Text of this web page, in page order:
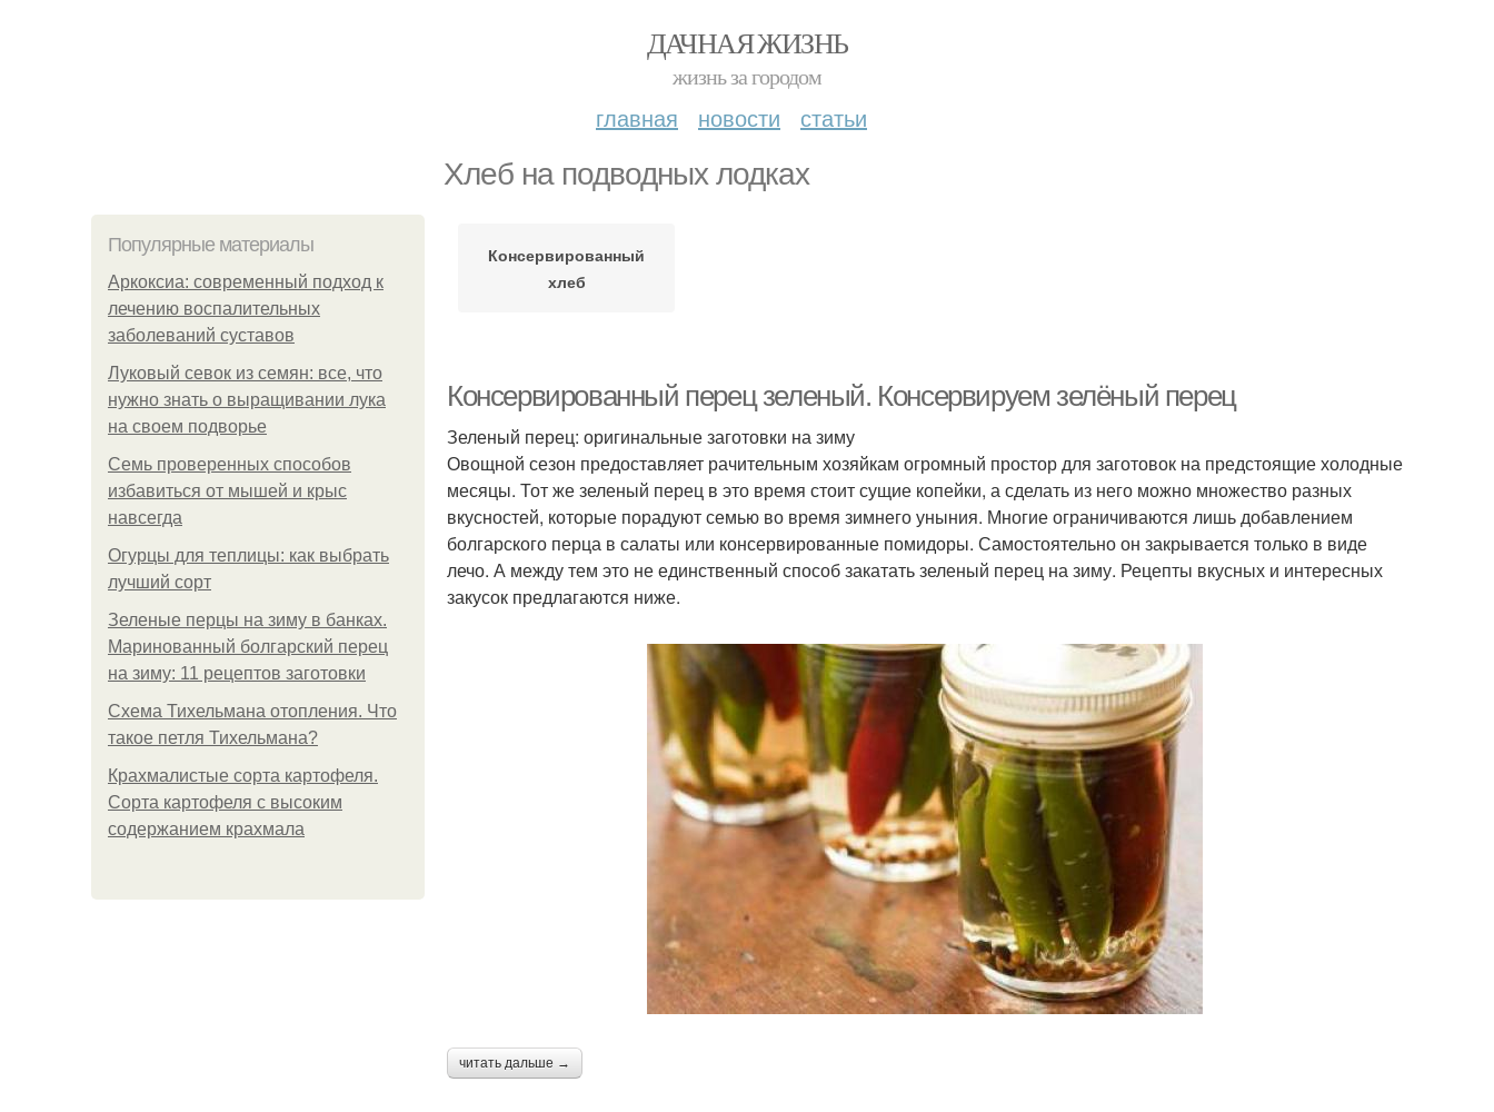
ДАЧНАЯ ЖИЗНЬ
жизнь за городом
главная новости статьи
Хлеб на подводных лодках
Популярные материалы
Аркоксиа: современный подход к
лечению воспалительных
заболеваний суставов
Луковый севок из семян: все, что
нужно знать о выращивании лука
на своем подворье
Семь проверенных способов
избавиться от мышей и крыс
навсегда
Огурцы для теплицы: как выбрать
лучший сорт
Зеленые перцы на зиму в банках.
Маринованный болгарский перец
на зиму: 11 рецептов заготовки
Схема Тихельмана отопления. Что
такое петля Тихельмана?
Крахмалистые сорта картофеля.
Сорта картофеля с высоким
содержанием крахмала
Консервированный
хлеб
Консервированный перец зеленый. Консервируем зелёный перец
Зеленый перец: оригинальные заготовки на зиму
Овощной сезон предоставляет рачительным хозяйкам огромный простор для заготовок на предстоящие холодные
месяцы. Тот же зеленый перец в это время стоит сущие копейки, а сделать из него можно множество разных
вкусностей, которые порадуют семью во время зимнего уныния. Многие ограничиваются лишь добавлением
болгарского перца в салаты или консервированные помидоры. Самостоятельно он закрывается только в виде
лечо. А между тем это не единственный способ закатать зеленый перец на зиму. Рецепты вкусных и интересных
закусок предлагаются ниже.
читать дальше →